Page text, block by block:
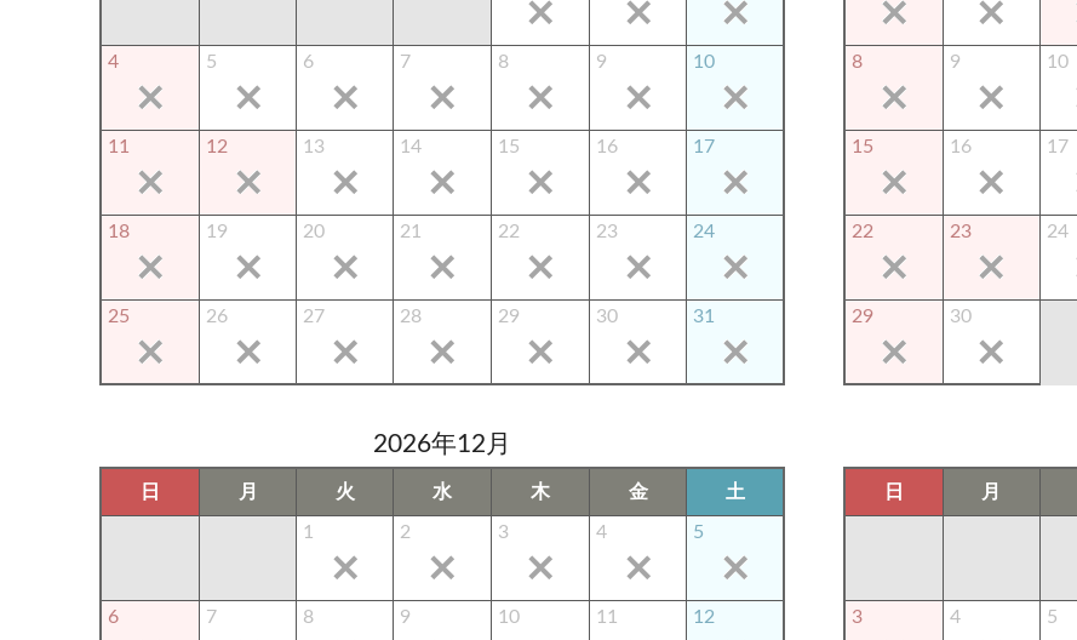
4 5 6 7 8 9 10
11 12 13 14 15 16 17
18 19 20 21 22 23 24
25 26 27 28 29 30 31
8 9 10
15 16 17
22 23 24
29 30
2026年12月
日 月 火 水 木 金 土
1 2 3 4 5
6 7 8 9 10 11 12
日 月
3 4 5